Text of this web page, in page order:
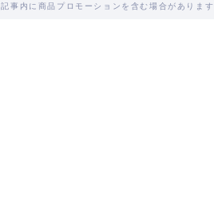
記事内に商品プロモーションを含む場合があります